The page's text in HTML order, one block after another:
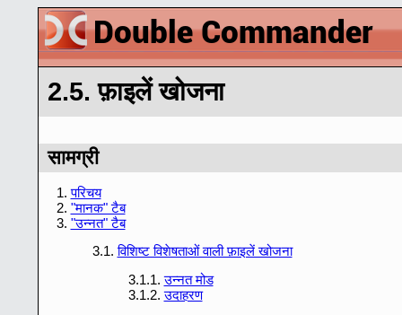
2.5. फ़ाइलें खोजना
सामग्री
1.परिचय
2. "मानक" टैब
3. "उन्नत" टैब
3.1.विशिष्ट विशेषताओं वाली फ़ाइलें खोजना
3.1.1.उन्नत मोड
3.1.2.उदाहरण